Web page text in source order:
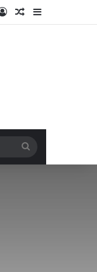
Kayıt OlRastgele Makale
yap